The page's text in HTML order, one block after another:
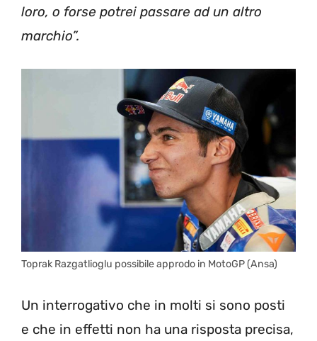
loro, o forse potrei passare ad un altro
marchio”.
Toprak Razgatlioglu possibile approdo in MotoGP (Ansa)
Un interrogativo che in molti si sono posti
e che in effetti non ha una risposta precisa,